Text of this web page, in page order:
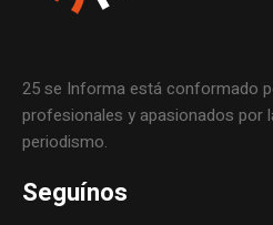
25 se Informa está conformado
profesionales y apasionados por
periodismo.
Seguínos